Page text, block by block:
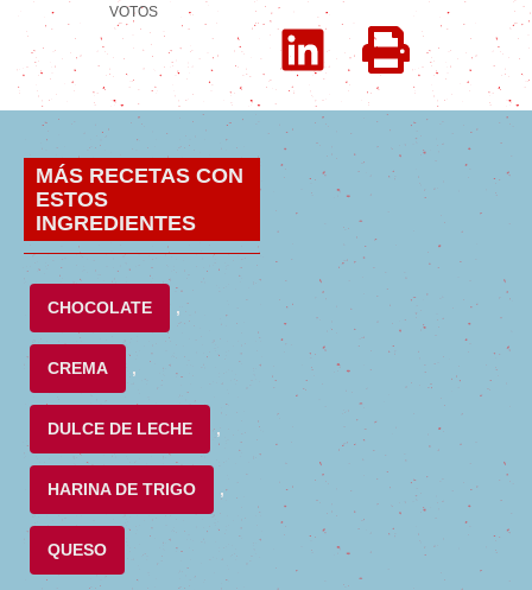
VOTOS
MÁS RECETAS CON
ESTOS
INGREDIENTES
CHOCOLATE ,
CREMA ,
DULCE DE LECHE ,
HARINA DE TRIGO ,
QUESO